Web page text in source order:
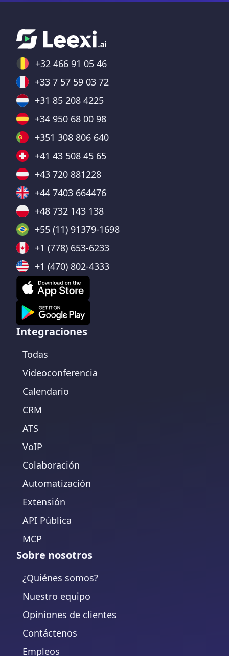
+32 466 91 05 46
+33 7 57 59 03 72
+31 85 208 4225
+34 950 68 00 98
+351 308 806 640
+41 43 508 45 65
+43 720 881228
+44 7403 664476
+48 732 143 138
+55 (11) 91379-1698
+1 (778) 653-6233
+1 (470) 802-4333
Integraciones
Todas
Videoconferencia
Calendario
CRM
ATS
VoIP
Colaboración
Automatización
Extensión
API Pública
MCP
Sobre nosotros
¿Quiénes somos?
Nuestro equipo
Opiniones de clientes
Contáctenos
Empleos